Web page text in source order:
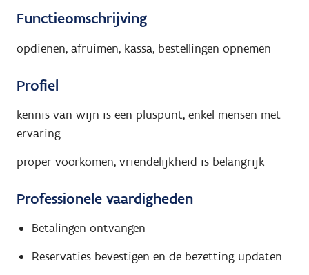
Functieomschrijving
opdienen, afruimen, kassa, bestellingen opnemen
Profiel
kennis van wijn is een pluspunt, enkel mensen met
ervaring
proper voorkomen, vriendelijkheid is belangrijk
Professionele vaardigheden
Betalingen ontvangen
Reservaties bevestigen en de bezetting updaten